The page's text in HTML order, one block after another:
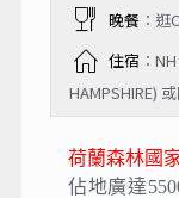
晚餐：逛
住宿 ：
HAMPSHIRE)
荷蘭森林國
佔地廣達